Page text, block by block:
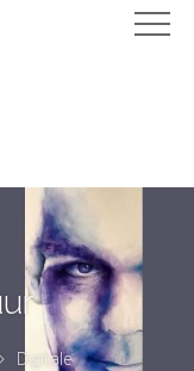
Digitale